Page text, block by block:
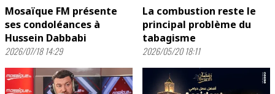
Mosaïque FM présente
ses condoléances à
Hussein Dabbabi
2026/07/18 14:29
La combustion reste le
principal problème du
tabagisme
2026/05/20 18:11